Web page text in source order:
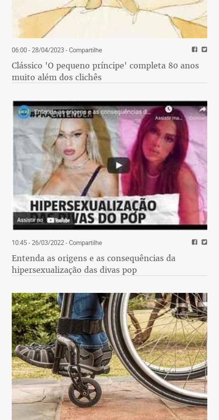
06:00 - 28/04/2023- Compartilhe
Clássico 'O pequeno príncipe' completa 80 anos
muito além dos clichês
10:45 - 26/03/2022- Compartilhe
Entenda as origens e as consequências da
hipersexualização das divas pop